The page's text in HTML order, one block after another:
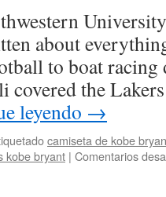
about
to boat racing
covered the
leyendo →
camiseta de kobe
kobe bryant | Comentarios